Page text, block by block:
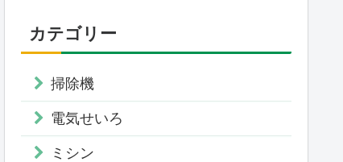
カテゴリー
掃除機
電気せいろ
ミシン